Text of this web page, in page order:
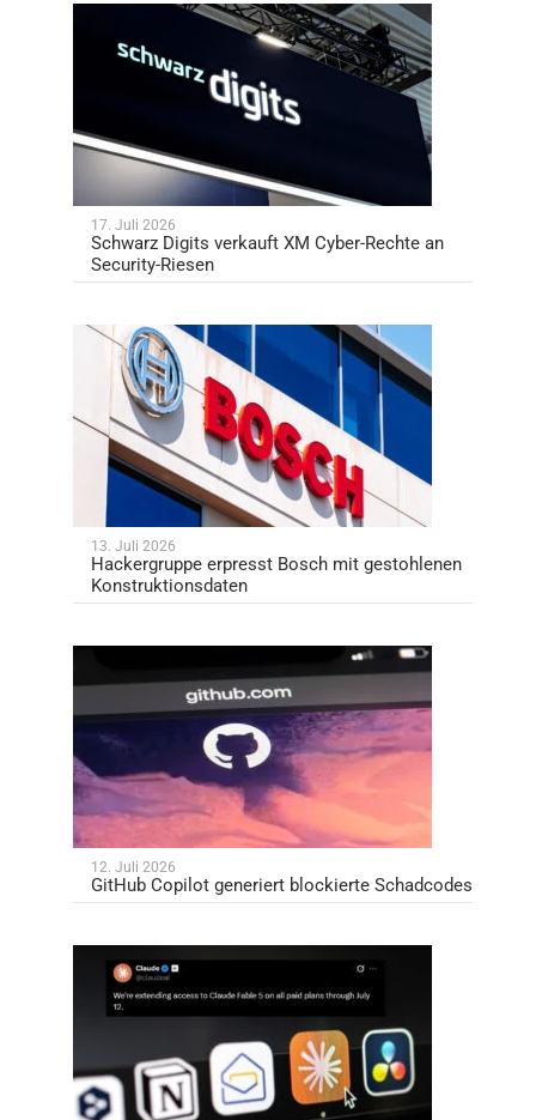
17. Juli 2026
Schwarz Digits verkauft XM Cyber-Rechte an
Security-Riesen
13. Juli 2026
Hackergruppe erpresst Bosch mit gestohlenen
Konstruktionsdaten
12. Juli 2026
GitHub Copilot generiert blockierte Schadcodes